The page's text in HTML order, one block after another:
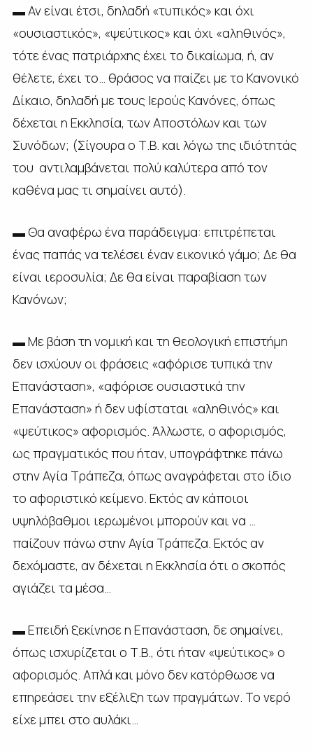
▬ Αν είναι έτσι, δηλαδή «τυπικός» και όχι
«ουσιαστικός», «ψεύτικος» και όχι «αληθινός»,
τότε ένας πατριάρχης έχει το δικαίωμα, ή, αν
θέλετε, έχει το… θράσος να παίζει με το Κανονικό
Δίκαιο, δηλαδή με τους Ιερούς Κανόνες, όπως
δέχεται η Εκκλησία, των Αποστόλων και των
Συνόδων; (Σίγουρα ο Τ.Β. και λόγω της ιδιότητάς
του αντιλαμβάνεται πολύ καλύτερα από τον
καθένα μας τι σημαίνει αυτό).
▬ Θα αναφέρω ένα παράδειγμα: επιτρέπεται
ένας παπάς να τελέσει έναν εικονικό γάμο; Δε θα
είναι ιεροσυλία; Δε θα είναι παραβίαση των
Κανόνων;
▬ Με βάση τη νομική και τη θεολογική επιστήμη
δεν ισχύουν οι φράσεις «αφόρισε τυπικά την
Επανάσταση», «αφόρισε ουσιαστικά την
Επανάσταση» ή δεν υφίσταται «αληθινός» και
«ψεύτικος» αφορισμός. Άλλωστε, ο αφορισμός,
ως πραγματικός που ήταν, υπογράφτηκε πάνω
στην Αγία Τράπεζα, όπως αναγράφεται στο ίδιο
το αφοριστικό κείμενο. Εκτός αν κάποιοι
υψηλόβαθμοι ιερωμένοι μπορούν και να …
παίζουν πάνω στην Αγία Τράπεζα. Εκτός αν
δεχόμαστε, αν δέχεται η Εκκλησία ότι ο σκοπός
αγιάζει τα μέσα…
▬ Επειδή ξεκίνησε η Επανάσταση, δε σημαίνει,
όπως ισχυρίζεται ο Τ.Β., ότι ήταν «ψεύτικος» ο
αφορισμός. Απλά και μόνο δεν κατόρθωσε να
επηρεάσει την εξέλιξη των πραγμάτων. Το νερό
είχε μπει στο αυλάκι…